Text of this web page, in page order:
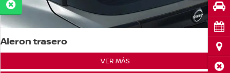
Aleron trasero
VER MÁS